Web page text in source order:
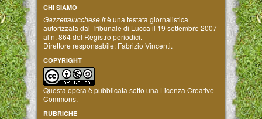
CHI SIAMO
Gazzettalucchese.itè una testata giornalistica
autorizzata dal Tribunale di Lucca il 19 settembre 2007
al n. 864 del Registro periodici.
Direttore responsabile: Fabrizio Vincenti.
COPYRIGHT
Questa opera è pubblicata sotto una Licenza Creative
Commons.
RUBRICHE